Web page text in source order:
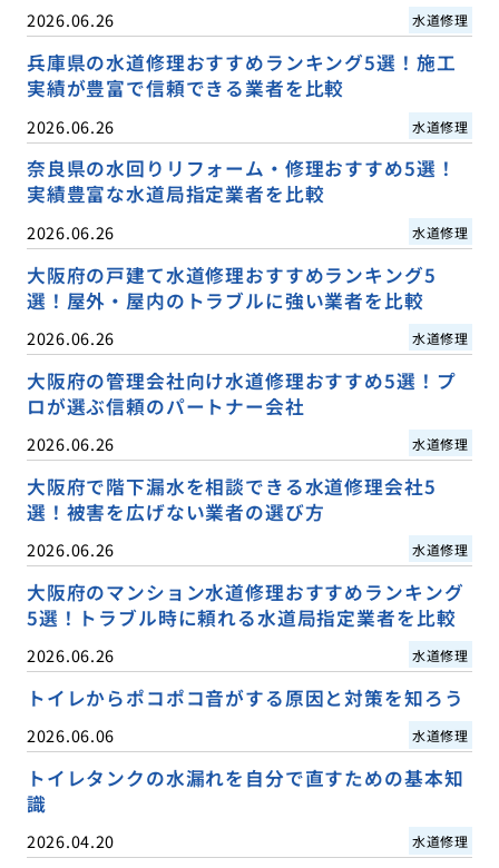
2026.06.26 水道修理
兵庫県の水道修理おすすめランキング5選！施工
実績が豊富で信頼できる業者を比較
2026.06.26 水道修理
奈良県の水回りリフォーム・修理おすすめ5選！
実績豊富な水道局指定業者を比較
2026.06.26 水道修理
大阪府の戸建て水道修理おすすめランキング5
選！屋外・屋内のトラブルに強い業者を比較
2026.06.26 水道修理
大阪府の管理会社向け水道修理おすすめ5選！プ
ロが選ぶ信頼のパートナー会社
2026.06.26 水道修理
大阪府で階下漏水を相談できる水道修理会社5
選！被害を広げない業者の選び方
2026.06.26 水道修理
大阪府のマンション水道修理おすすめランキング
5選！トラブル時に頼れる水道局指定業者を比較
2026.06.26 水道修理
トイレからポコポコ音がする原因と対策を知ろう
2026.06.06 水道修理
トイレタンクの水漏れを自分で直すための基本知
識
2026.04.20 水道修理